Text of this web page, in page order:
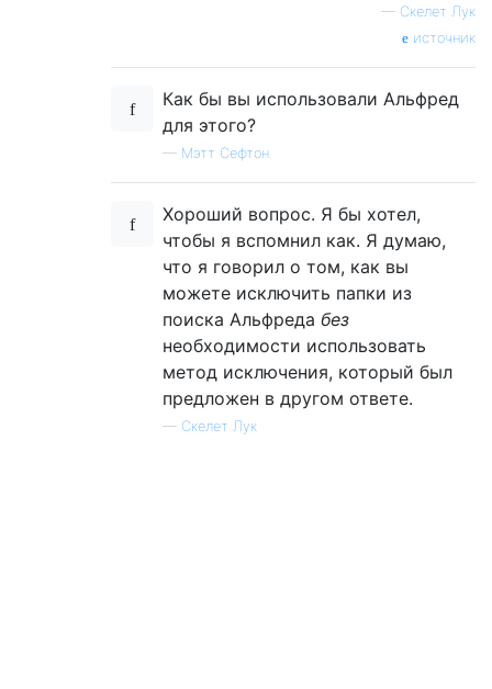
— Скелет Лук
источник
Как бы вы использовали Альфред
для этого?
— Мэтт Сефтон
Хороший вопрос. Я бы хотел,
чтобы я вспомнил как. Я думаю,
что я говорил о том, как вы
можете исключить папки из
поиска Альфреда без
необходимости использовать
метод исключения, который был
предложен в другом ответе.
— Скелет Лук